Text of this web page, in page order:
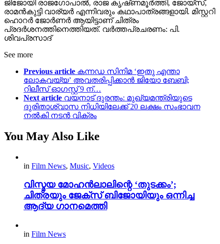
ജിജോയി രാജഗോപാല്‍, രാജ കൃഷ്‍ണമൂര്‍ത്തി, ജോയ്‍സ്,
രാമൻകുട്ടി വാര്യര്‍ എന്നിവരും കഥാപാത്രങ്ങളായി. മിസ്റ്ററി
ഹൊറര്‍ ജോർണര്‍ ആയിട്ടാണ് ചിത്രം
പ്രദര്‍ശനത്തിനെത്തിയത്. വർത്തപ്രചരണം: പി.
ശിവപ്രസാദ്
See more
Previous article കന്നഡ സിനിമ ‘ഇതു എന്താ
ലോകവയ്യ’ അവതരിപ്പിക്കാൻ ജിയോ ബേബി;
റിലീസ് ഓഗസ്റ്റ് 9 ന്…
Next article വയനാട് ദുരന്തം: മുഖ്യമന്ത്രിയുടെ
ദുരിതാശ്വാസ നിധിയിലേക്ക് 20 ലക്ഷം സംഭാവന
നൽകി നടൻ വിക്രം
You May Also Like
in Film News, Music, Videos
വിസ്മയ മോഹൻലാലിന്റെ ‘തുടക്കം’;
ചിത്രയും ജേക്സ് ബിജോയിയും ഒന്നിച്ച
ആദ്യ ഗാനമെത്തി
in Film News